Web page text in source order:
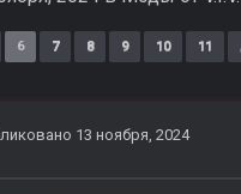
6 7 8 9 10 11
13 ноября, 2024